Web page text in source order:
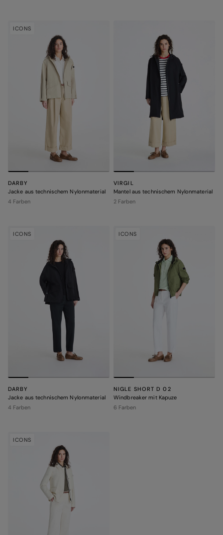
ICONS
DARBY
Jacke aus technischem Nylonmaterial
4 Farben
VIRGIL
Mantel aus technischem Nylonmaterial
2 Farben
ICONS
DARBY
Jacke aus technischem Nylonmaterial
4 Farben
ICONS
NIGLE SHORT D 02
Windbreaker mit Kapuze
6 Farben
ICONS